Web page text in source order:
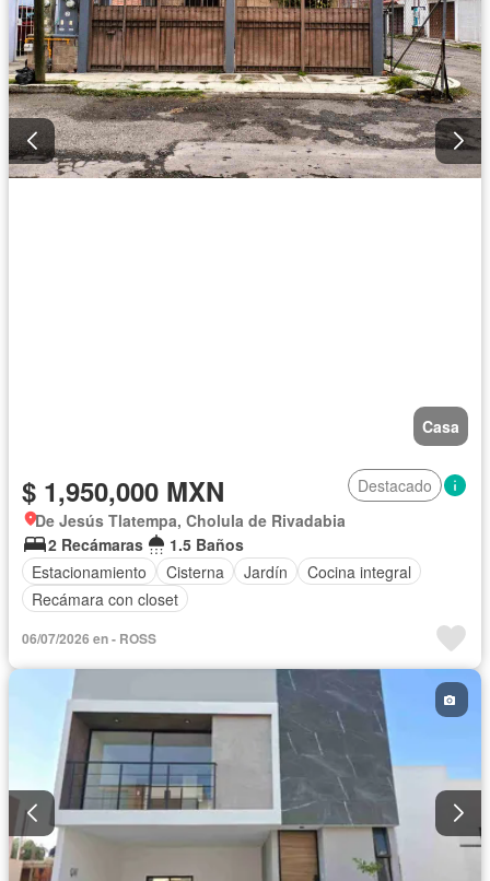
Casa
$ 1,950,000 MXN
Destacado
De Jesús Tlatempa, Cholula de Rivadabia
2 Recámaras
1.5 Baños
Estacionamiento
Cisterna Jardín
Cocina integral
Recámara con closet
06/07/2026 en - ROSS